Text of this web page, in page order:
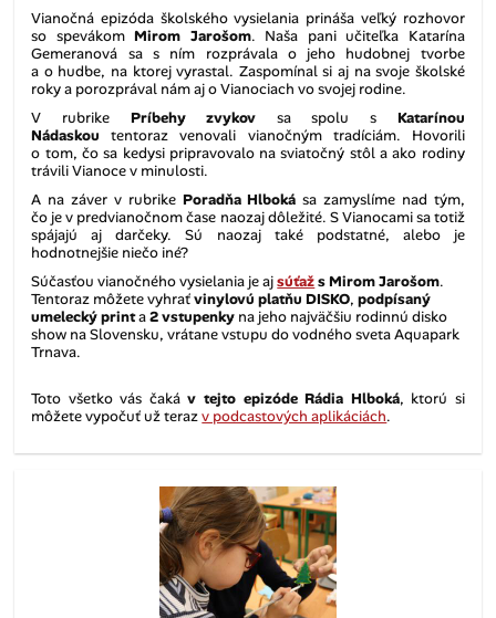
Vianočná epizóda školského vysielania prináša veľký rozhovor
so spevákom Mirom Jarošom. Naša pani učiteľka Katarína
Gemeranová sa s ním rozprávala o jeho hudobnej tvorbe
a o hudbe, na ktorej vyrastal. Zaspomínal si aj na svoje školské
roky a porozprával nám aj o Vianociach vo svojej rodine.
V rubrike
Príbehy zvykov sa spolu s
Katarínou
Nádaskou
tentoraz venovali vianočným tradíciám. Hovorili
o tom, čo sa kedysi pripravovalo na sviatočný stôl a ako rodiny
trávili Vianoce v minulosti.
A na záver v rubrike Poradňa Hlboká sa zamyslíme nad tým,
čo je v predvianočnom čase naozaj dôležité. S Vianocami sa totiž
spájajú aj darčeky. Sú naozaj také podstatné, alebo je
hodnotnejšie niečo iné?
Súčasťou vianočného vysielania je ajsúťažs Mirom Jarošom.
Tentoraz môžete vyhraťvinylovú platňu DISKO, podpísaný
umelecký printa2 vstupenky na jeho najväčšiu rodinnú disko
show na Slovensku, vrátane vstupu do vodného sveta Aquapark
Trnava.
Toto všetko vás čaká v tejto epizóde Rádia Hlboká, ktorú si
môžete vypočuť už terazv podcastových aplikáciách.